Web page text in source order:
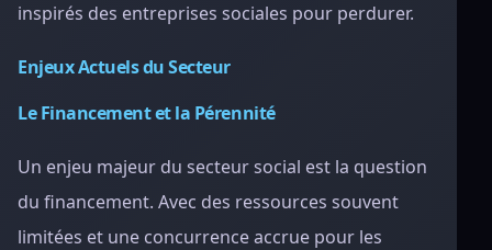
inspirés des entreprises sociales pour perdurer.
Enjeux Actuels du Secteur
Le Financement et la Pérennité
Un enjeu majeur du secteur social est la question
du financement. Avec des ressources souvent
limitées et une concurrence accrue pour les